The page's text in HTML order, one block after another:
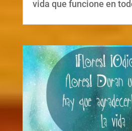
vida que funcione en